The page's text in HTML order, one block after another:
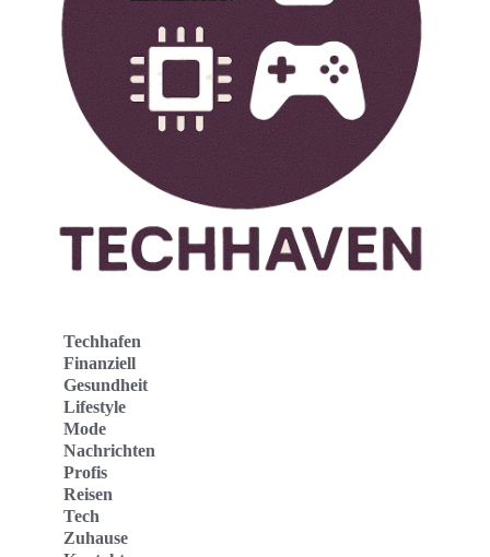
Techhafen
Finanziell
Gesundheit
Lifestyle
Mode
Nachrichten
Profis
Reisen
Tech
Zuhause